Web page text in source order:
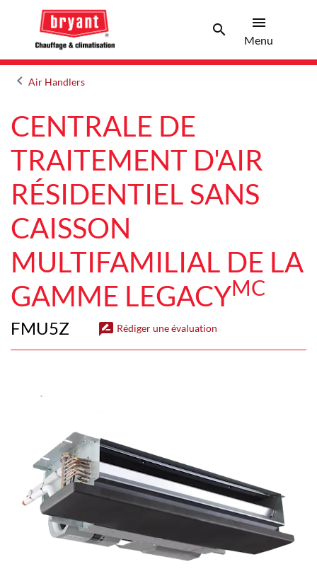
searchSearch
menu
Menu
keyboard_arrow_leftArrow back
Air Handlers
CENTRALE DE
TRAITEMENT D'AIR
RÉSIDENTIEL SANS
CAISSON
MULTIFAMILIAL DE LA
GAMME LEGACYMC
FMU5Z rate_review Rédiger une évaluation